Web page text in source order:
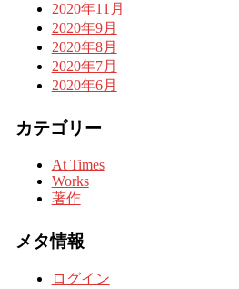
2020年11月
2020年9月
2020年8月
2020年7月
2020年6月
カテゴリー
At Times
Works
著作
メタ情報
ログイン